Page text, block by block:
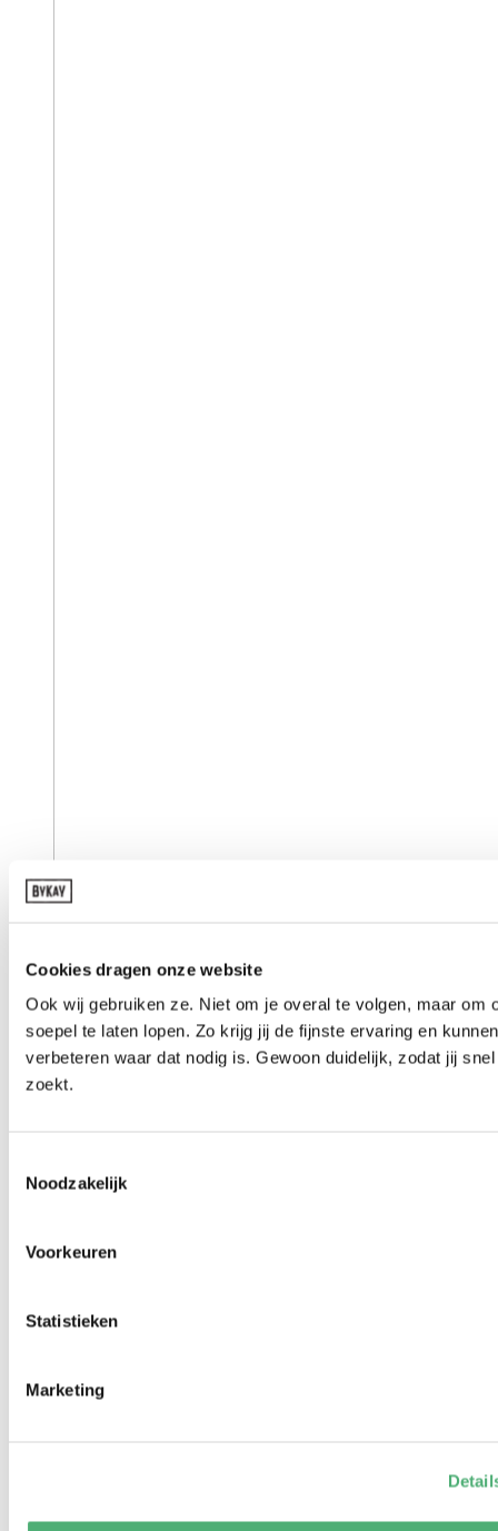
Cookies dragen onze website
Ook wij gebruiken ze. Niet om je overal te volgen, maar om
soepel te laten lopen. Zo krijg jij de fijnste ervaring en
verbeteren waar dat nodig is. Gewoon duidelijk, zodat jij
zoekt.
Noodzakelijk
Voorkeuren
Statistieken
Marketing